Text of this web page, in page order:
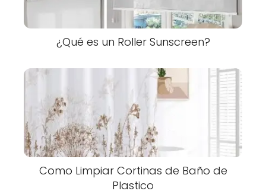
¿Qué es un Roller Sunscreen?
Como Limpiar Cortinas de Baño de
Plastico